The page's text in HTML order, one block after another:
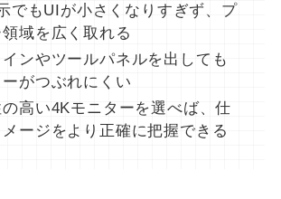
でもUIが小さくなりすぎず、プ
域を広く取れる
ンやツールパネルを出しても
がつぶれにくい
高い4Kモニターを選べば、仕
ージをより正確に把握できる